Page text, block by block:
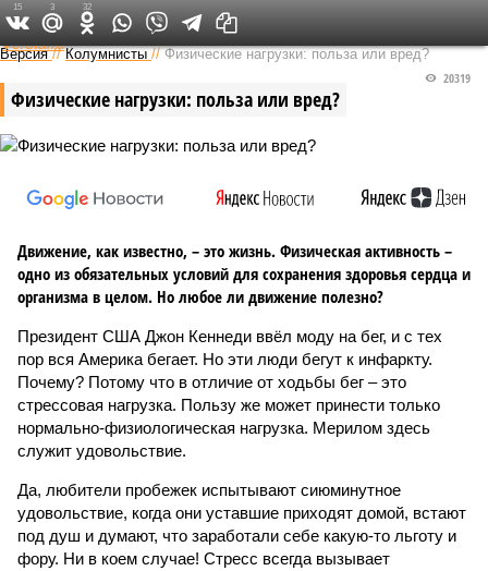
Федеральный выпуск
Версия //Колумнисты //Физические нагрузки: польза или вред?
Физические нагрузки: польза или вред?
20319
Движение, как известно, – это жизнь. Физическая активность –
одно из обязательных условий для сохранения здоровья сердца и
организма в целом. Но любое ли движение полезно?
Президент США Джон Кеннеди ввёл моду на бег, и с тех
пор вся Америка бегает. Но эти люди бегут к инфаркту.
Почему? Потому что в отличие от ходьбы бег – это
стрессовая нагрузка. Пользу же может принести только
нормально-физио­логическая нагрузка. Мерилом здесь
служит удовольствие.
Да, любители пробежек испытывают сиюминутное
удовольствие, когда они уставшие приходят домой, встают
под душ и думают, что заработали себе какую-то льготу и
фору. Ни в коем случае! Стресс всегда вызывает
15 3 32